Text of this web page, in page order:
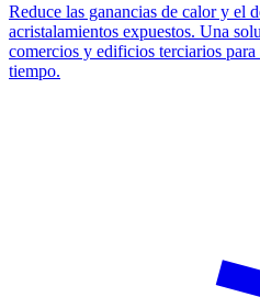
Reduce las ganancias de calor y el
acristalamientos expuestos. Una
comercios y edificios terciarios
tiempo.